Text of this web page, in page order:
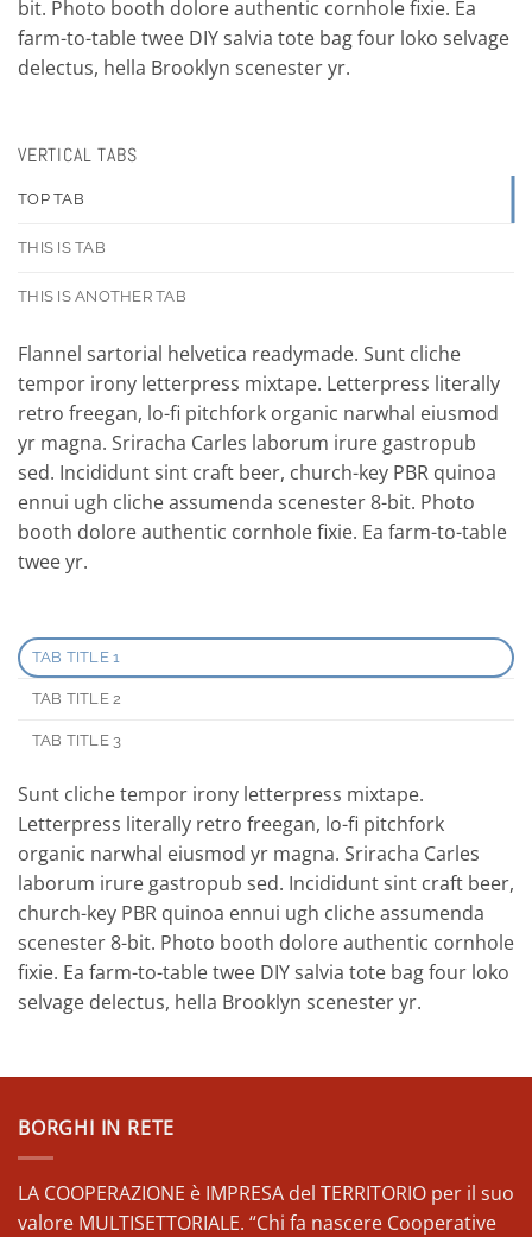
bit. Photo booth dolore authentic cornhole fixie. Ea
farm-to-table twee DIY salvia tote bag four loko selvage
delectus, hella Brooklyn scenester yr.
VERTICAL TABS
TOP TAB
THIS IS TAB
THIS IS ANOTHER TAB
Flannel sartorial helvetica readymade. Sunt cliche
tempor irony letterpress mixtape. Letterpress literally
retro freegan, lo-fi pitchfork organic narwhal eiusmod
yr magna. Sriracha Carles laborum irure gastropub
sed. Incididunt sint craft beer, church-key PBR quinoa
ennui ugh cliche assumenda scenester 8-bit. Photo
booth dolore authentic cornhole fixie. Ea farm-to-table
twee yr.
TAB TITLE 1
TAB TITLE 2
TAB TITLE 3
Sunt cliche tempor irony letterpress mixtape.
Letterpress literally retro freegan, lo-fi pitchfork
organic narwhal eiusmod yr magna. Sriracha Carles
laborum irure gastropub sed. Incididunt sint craft beer,
church-key PBR quinoa ennui ugh cliche assumenda
scenester 8-bit. Photo booth dolore authentic cornhole
fixie. Ea farm-to-table twee DIY salvia tote bag four loko
selvage delectus, hella Brooklyn scenester yr.
BORGHI IN RETE
LA COOPERAZIONE è IMPRESA del TERRITORIO per il suo
valore MULTISETTORIALE. “Chi fa nascere Cooperative